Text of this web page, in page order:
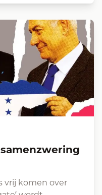
vrij komen over